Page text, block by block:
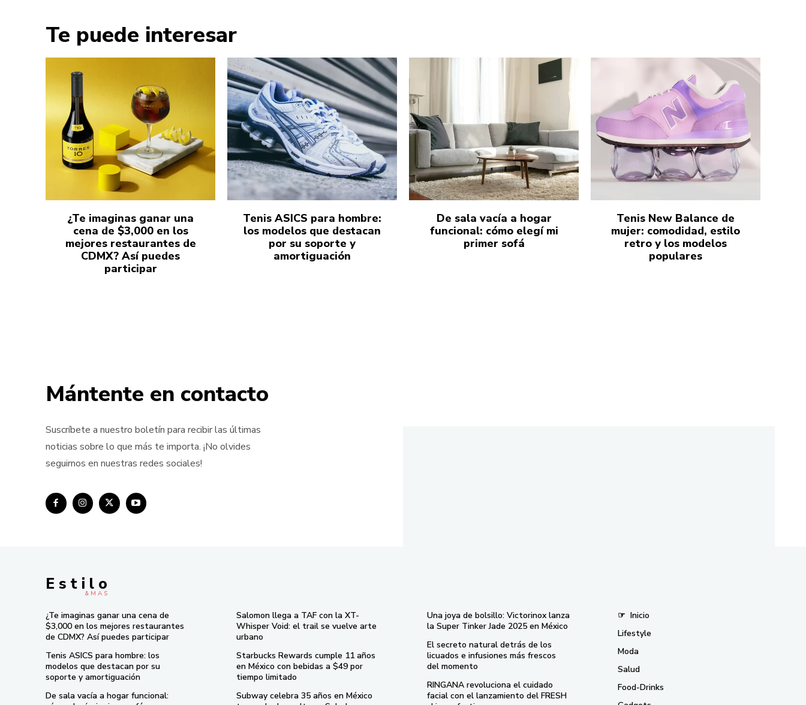
Te puede interesar
¿Te imaginas ganar una
cena de $3,000 en los
mejores restaurantes de
CDMX? Así puedes
participar
Tenis ASICS para hombre:
los modelos que destacan
por su soporte y
amortiguación
De sala vacía a hogar
funcional: cómo elegí mi
primer sofá
Tenis New Balance de
mujer: comodidad, estilo
retro y los modelos
populares
Mántente en contacto
Suscríbete a nuestro boletín para recibir las últimas
noticias sobre lo que más te importa. ¡No olvides
seguirnos en nuestras redes sociales!
E s t i l o
& M À S
¿Te imaginas ganar una cena de
$3,000 en los mejores restaurantes
de CDMX? Así puedes participar
Tenis ASICS para hombre: los
modelos que destacan por su
soporte y amortiguación
De sala vacía a hogar funcional:
Salomon llega a TAF con la XT-
Whisper Void: el trail se vuelve arte
urbano
Starbucks Rewards cumple 11 años
en México con bebidas a $49 por
tiempo limitado
Subway celebra 35 años en México
Una joya de bolsillo: Victorinox lanza
la Super Tinker Jade 2025 en México
El secreto natural detrás de los
licuados e infusiones más frescos
del momento
RINGANA revoluciona el cuidado
facial con el lanzamiento del FRESH
☞ Inicio
Lifestyle
Moda
Salud
Food-Drinks